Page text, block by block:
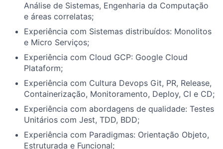
Análise de Sistemas, Engenharia da Computação
e áreas correlatas;
Experiência com Sistemas distribuídos: Monolitos
e Micro Serviços;
Experiência com Cloud GCP: Google Cloud
Plataform;
Experiência com Cultura Devops Git, PR, Release,
Containerização, Monitoramento, Deploy, CI e CD;
Experiência com abordagens de qualidade: Testes
Unitários com Jest, TDD, BDD;
Experiência com Paradigmas: Orientação Objeto,
Estruturada e Funcional;